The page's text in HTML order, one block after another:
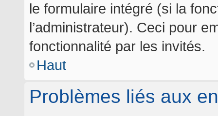
le formulaire intégré (si la
l’administrateur). Ceci pour
fonctionnalité par les invités.
Haut
Problèmes liés aux